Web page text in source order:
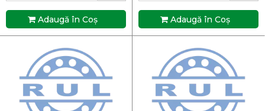
Adaugă în Coş Adaugă în Coş